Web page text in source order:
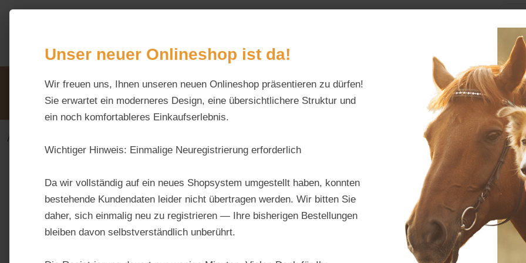
Hauptinhalt springen
Zur Suche springen
Alles fürs
Unsere VorteileBeratung via WhatsApp:
0176 / 99 66 31 80
Schreiben Sie uns:
info@tierfutter-fischer.de
Öffnungszeiten:
Mo–Fr: 9–18 Uhr ·
Alles fürs Pferd
Hersteller:
Unser neuer Onlineshop ist da!
Wir freuen uns, Ihnen unseren neuen Onlineshop präsentieren zu dürfen!
Sie erwartet ein moderneres Design, eine übersichtlichere Struktur und
ein noch komfortableres Einkaufserlebnis.
Wichtiger Hinweis: Einmalige Neuregistrierung erforderlich
Da wir vollständig auf ein neues Shopsystem umgestellt haben, konnten
bestehende Kundendaten leider nicht übertragen werden. Wir bitten Sie
daher, sich einmalig neu zu registrieren — Ihre bisherigen Bestellungen
bleiben davon selbstverständlich unberührt.